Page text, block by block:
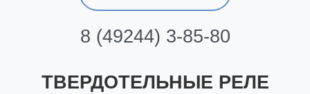
8 (49244) 3-85-80
ТВЕРДОТЕЛЬНЫЕ РЕЛЕ